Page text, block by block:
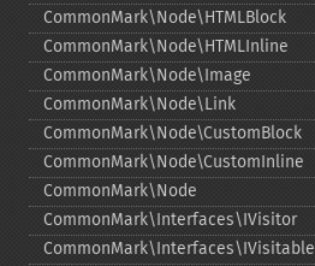
CommonMark\Node\HTMLBlock
CommonMark\Node\HTMLInline
CommonMark\Node\Image
CommonMark\Node\Link
CommonMark\Node\CustomBlock
CommonMark\Node\CustomInline
CommonMark\Node
CommonMark\Interfaces\IVisitor
CommonMark\Interfaces\IVisitable